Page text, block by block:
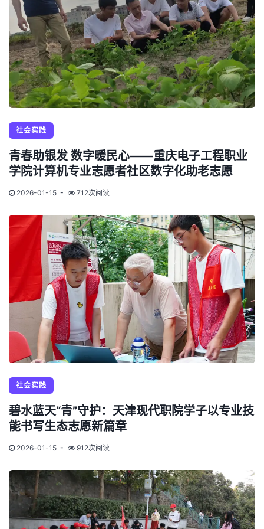
社会实践
青春助银发 数字暖民心——重庆电子工程职业
学院计算机专业志愿者社区数字化助老志愿
2026-01-15 712次阅读
社会实践
碧水蓝天“青”守护：天津现代职院学子以专业技
能书写生态志愿新篇章
2026-01-15 912次阅读